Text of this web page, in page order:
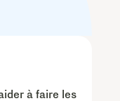
à faire les